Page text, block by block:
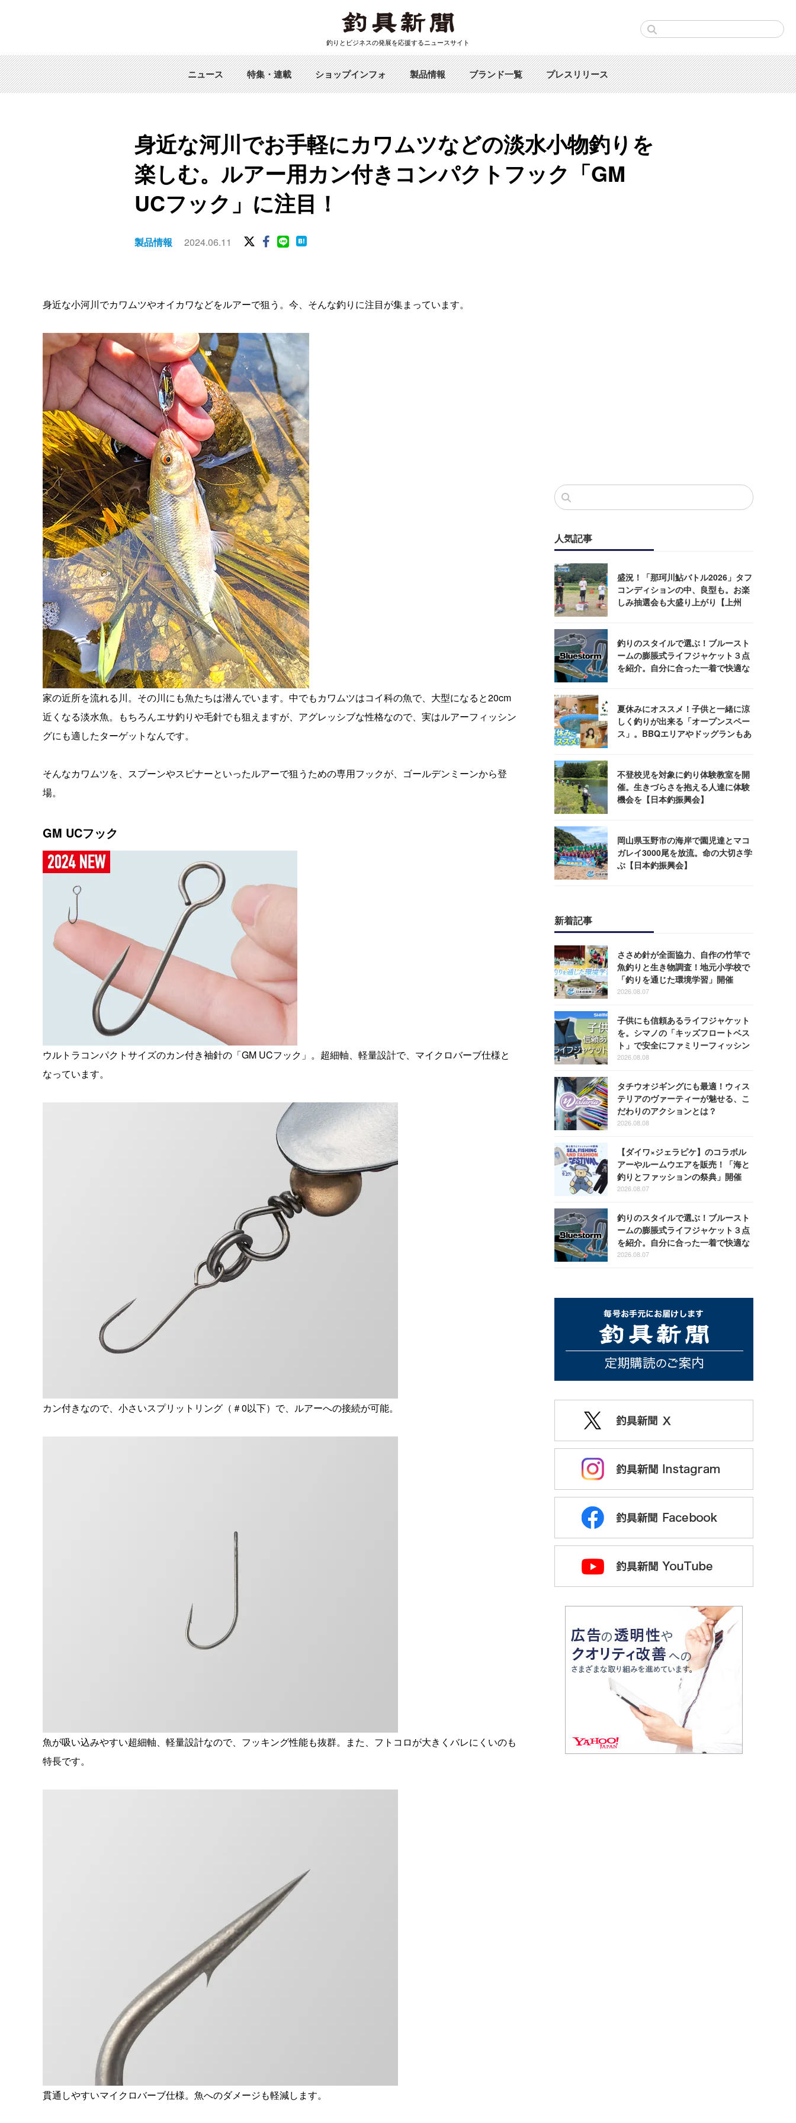
釣りとビジネスの発展を応援するニュースサイト
ニュース 特集・連載 ショップインフォ 製品情報 ブランド一覧 プレスリリース
身近な河川でお手軽にカワムツなどの淡水小物釣りを
楽しむ。ルアー用カン付きコンパクトフック「GM
UCフック」に注目！
製品情報 2024.06.11
身近な小河川でカワムツやオイカワなどをルアーで狙う。今、そんな釣りに注目が集まっています。
家の近所を流れる川。その川にも魚たちは潜んでいます。中でもカワムツはコイ科の魚で、大型になると20cm
近くなる淡水魚。もちろんエサ釣りや毛針でも狙えますが、アグレッシブな性格なので、実はルアーフィッシン
グにも適したターゲットなんです。
そんなカワムツを、スプーンやスピナーといったルアーで狙うための専用フックが、ゴールデンミーンから登
場。
GM UCフック
ウルトラコンパクトサイズのカン付き袖針の「GM UCフック」。超細軸、軽量設計で、マイクロバーブ仕様と
なっています。
カン付きなので、小さいスプリットリング（＃0以下）で、ルアーへの接続が可能。
魚が吸い込みやすい超細軸、軽量設計なので、フッキング性能も抜群。また、フトコロが大きくバレにくいのも
特長です。
貫通しやすいマイクロバーブ仕様。魚へのダメージも軽減します。
人気記事
盛況！「那珂川鮎バトル2026」タフ
コンディションの中、良型も。お楽
しみ抽選会も大盛り上がり【上州
釣りのスタイルで選ぶ！ブルースト
ームの膨脹式ライフジャケット３点
を紹介。自分に合った一着で快適な
夏休みにオススメ！子供と一緒に涼
しく釣りが出来る「オープンスペー
ス」。BBQエリアやドッグランもあ
不登校児を対象に釣り体験教室を開
催。生きづらさを抱える人達に体験
機会を【日本釣振興会】
岡山県玉野市の海岸で園児達とマコ
ガレイ3000尾を放流。命の大切さ学
ぶ【日本釣振興会】
新着記事
ささめ針が全面協力、自作の竹竿で
魚釣りと生き物調査！地元小学校で
「釣りを通じた環境学習」開催
2026.08.07
子供にも信頼あるライフジャケット
を。シマノの「キッズフロートベス
ト」で安全にファミリーフィッシン
グを楽しもう！
2026.08.08
タチウオジギングにも最適！ウィス
テリアのヴァーティーが魅せる、こ
だわりのアクションとは？
2026.08.08
【ダイワ×ジェラピケ】のコラボル
アーやルームウエアを販売！「海と
釣りとファッションの祭典」開催
2026.08.07
釣りのスタイルで選ぶ！ブルースト
ームの膨脹式ライフジャケット３点
を紹介。自分に合った一着で快適な
釣りを
2026.08.07